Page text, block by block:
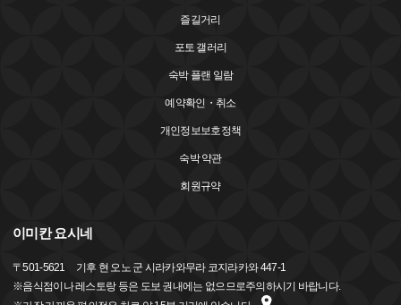
즐길거리
포토 갤러리
숙박 플랜 일람
예약확인・취소
개인정보보호정책
숙박 약관
회원규약
이미칸 요시네
〒501-5621
기후 현 오노 군 시라카와무라 코지라카와 447-1
※음식점이나 레스토랑 등은 도보 권내에는 없으므로주의하시기 바랍니다.